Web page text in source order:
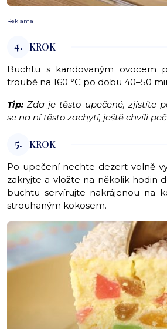
Reklama
4. KROK
Buchtu s kandovaným ovocem
troubě na 160 °C po dobu 40–50
Tip: Zda je těsto upečené, zjistíte
se na ní těsto zachytí, ještě chvíli
5. KROK
Po upečení nechte dezert volně
zakryjte a vložte na několik hodin
buchtu servírujte nakrájenou na
strouhaným kokosem.